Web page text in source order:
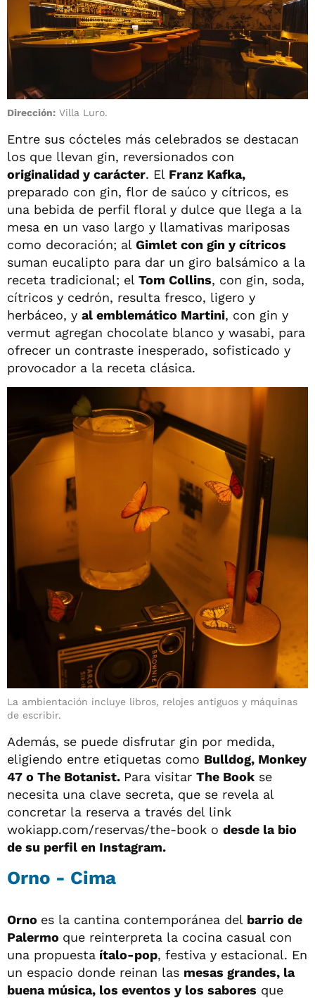
Dirección: Villa Luro.
Entre sus cócteles más celebrados se destacan
los que llevan gin, reversionados con
originalidad y carácter. El Franz Kafka,
preparado con gin, flor de saúco y cítricos, es
una bebida de perfil floral y dulce que llega a la
mesa en un vaso largo y llamativas mariposas
como decoración; al Gimlet con gin y cítricos
suman eucalipto para dar un giro balsámico a la
receta tradicional; el Tom Collins, con gin, soda,
cítricos y cedrón, resulta fresco, ligero y
herbáceo, y al emblemático Martini, con gin y
vermut agregan chocolate blanco y wasabi, para
ofrecer un contraste inesperado, sofisticado y
provocador a la receta clásica.
La ambientación incluye libros, relojes antiguos y máquinas
de escribir.
Además, se puede disfrutar gin por medida,
eligiendo entre etiquetas como Bulldog, Monkey
47 o The Botanist. Para visitar The Book se
necesita una clave secreta, que se revela al
concretar la reserva a través del link
wokiapp.com/reservas/the-book o desde la bio
de su perfil en Instagram.
Orno - Cima
Orno es la cantina contemporánea del barrio de
Palermo que reinterpreta la cocina casual con
una propuesta ítalo-pop, festiva y estacional. En
un espacio donde reinan las mesas grandes, la
buena música, los eventos y los sabores que